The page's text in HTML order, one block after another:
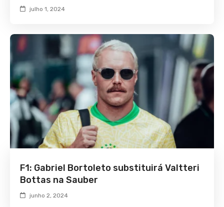
julho 1, 2024
F1: Gabriel Bortoleto substituirá Valtteri
Bottas na Sauber
junho 2, 2024